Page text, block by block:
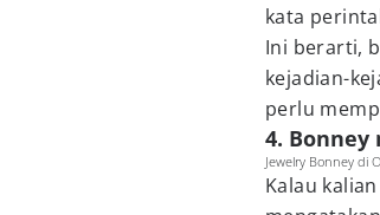
kata
Ini berarti,
kejadian-
perlu
4.
Jewelry Bonney di
Kalau